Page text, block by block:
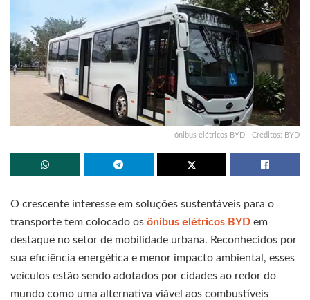
ônibus elétricos BYD - Créditos: BYD
O crescente interesse em soluções sustentáveis para o
transporte tem colocado os ônibus elétricos BYD em
destaque no setor de mobilidade urbana. Reconhecidos por
sua eficiência energética e menor impacto ambiental, esses
veículos estão sendo adotados por cidades ao redor do
mundo como uma alternativa viável aos combustíveis